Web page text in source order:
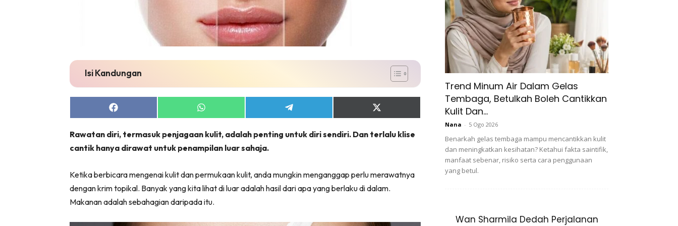
Isi Kandungan
Share
on
Share
on
Share
on
Share
on
(Twitter)
Rawatan diri, termasuk penjagaan kulit, adalah penting untuk diri sendiri. Dan terlalu klise
cantik hanya dirawat untuk penampilan luar sahaja.
Ketika berbicara mengenai kulit dan permukaan kulit, anda mungkin menganggap perlu merawatnya
dengan krim topikal. Banyak yang kita lihat di luar adalah hasil dari apa yang berlaku di dalam.
Makanan adalah sebahagian daripada itu.
Trend Minum Air Dalam Gelas
Tembaga, Betulkah Boleh Cantikkan
Kulit Dan...
Nana - 5 Ogo 2026
Benarkah gelas tembaga mampu mencantikkan kulit
dan meningkatkan kesihatan? Ketahui fakta saintifik,
manfaat sebenar, risiko serta cara penggunaan
yang betul.
Wan Sharmila Dedah Perjalanan